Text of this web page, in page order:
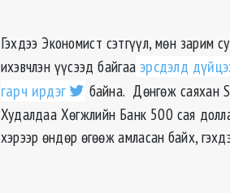
Гэхдээ Экономист сэтгүүл, мөн зарим
ихэвчлэн үүсээд байгаа эрсдэлд
гарч ирдэг
байна. Дөнгөж саяхан
Худалдаа Хөгжлийн Банк 500 сая
хэрээр өндөр өгөөж амласан байх,